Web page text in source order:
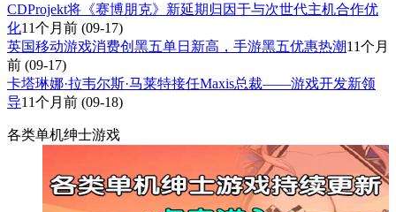
CDProjekt将《赛博朋克》新延期归因于与次世代主机合作优
化11个月前 (09-17)
英国移动游戏消费创黑五单日新高，手游黑五优惠热潮11个月
前 (09-17)
卡塔琳娜·拉韦尔斯·马莱特接任Maxis总裁——游戏开发新领
导11个月前 (09-18)
各类单机绅士游戏